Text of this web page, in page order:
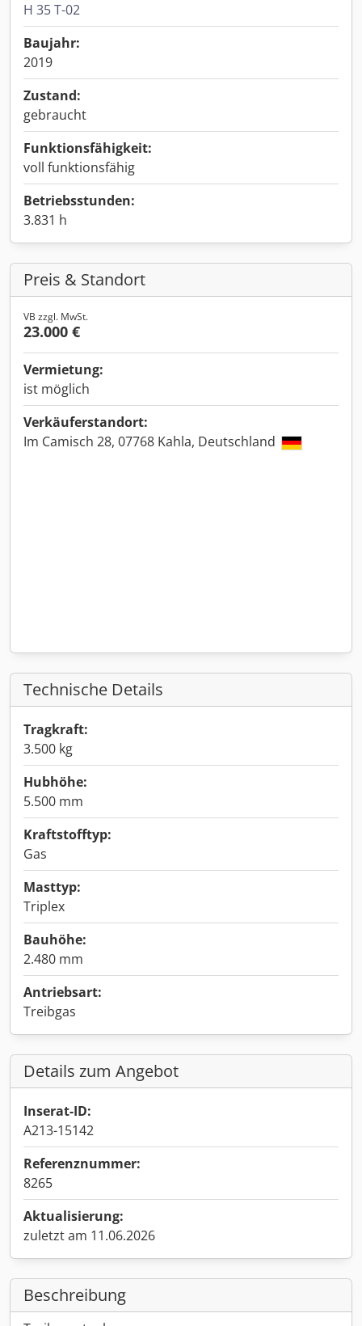
H 35 T-02
Baujahr:
2019
Zustand:
gebraucht
Funktionsfähigkeit:
voll funktionsfähig
Betriebsstunden:
3.831 h
Preis & Standort
VB zzgl. MwSt.
23.000 €
Vermietung:
ist möglich
Verkäuferstandort:
Im Camisch 28, 07768 Kahla, Deutschland
Technische Details
Tragkraft:
3.500 kg
Hubhöhe:
5.500 mm
Kraftstofftyp:
Gas
Masttyp:
Triplex
Bauhöhe:
2.480 mm
Antriebsart:
Treibgas
Details zum Angebot
Inserat-ID:
A213-15142
Referenznummer:
8265
Aktualisierung:
zuletzt am 11.06.2026
Beschreibung